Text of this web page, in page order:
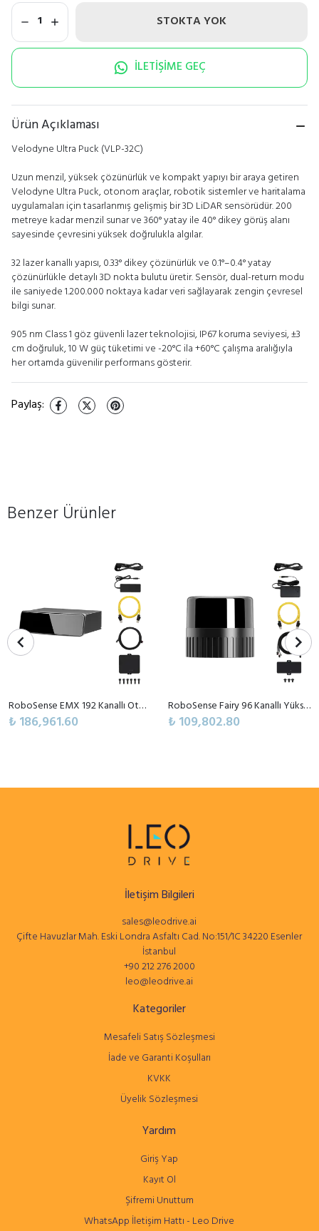
1 STOKTA YOK
İLETİŞİME GEÇ
Ürün Açıklaması
Velodyne Ultra Puck (VLP-32C)
Uzun menzil, yüksek çözünürlük ve kompakt yapıyı bir araya getiren
Velodyne Ultra Puck, otonom araçlar, robotik sistemler ve haritalama
uygulamaları için tasarlanmış gelişmiş bir 3D LiDAR sensörüdür. 200
metreye kadar menzil sunar ve 360° yatay ile 40° dikey görüş alanı
sayesinde çevresini yüksek doğrulukla algılar.
32 lazer kanallı yapısı, 0.33° dikey çözünürlük ve 0.1°–0.4° yatay
çözünürlükle detaylı 3D nokta bulutu üretir. Sensör, dual-return modu
ile saniyede 1.200.000 noktaya kadar veri sağlayarak zengin çevresel
bilgi sunar.
905 nm Class 1 göz güvenli lazer teknolojisi, IP67 koruma seviyesi, ±3
cm doğruluk, 10 W güç tüketimi ve -20°C ila +60°C çalışma aralığıyla
her ortamda güvenilir performans gösterir.
Paylaş:
Benzer Ürünler
RoboSense EMX 192 Kanallı Otomotiv Sınıfı Yüksek Performanslı Dijital LiDAR Sensörü
₺ 186,961.60
RoboSense Fairy 96 Kanallı Yüksek Hassasiyetli Orta Menzilli Dijital LiDAR Sensörü
₺ 109,802.80
Kategoriler
Mesafeli Satış Sözleşmesi
İade ve Garanti Koşulları
KVKK
Üyelik Sözleşmesi
İletişim Bilgileri
sales@leodrive.ai
Çifte Havuzlar Mah. Eski Londra Asfaltı Cad. No:151/1C 34220 Esenler
İstanbul
+90 212 276 2000
leo@leodrive.ai
Yardım
Giriş Yap
Kayıt Ol
Şifremi Unuttum
WhatsApp İletişim Hattı - Leo Drive